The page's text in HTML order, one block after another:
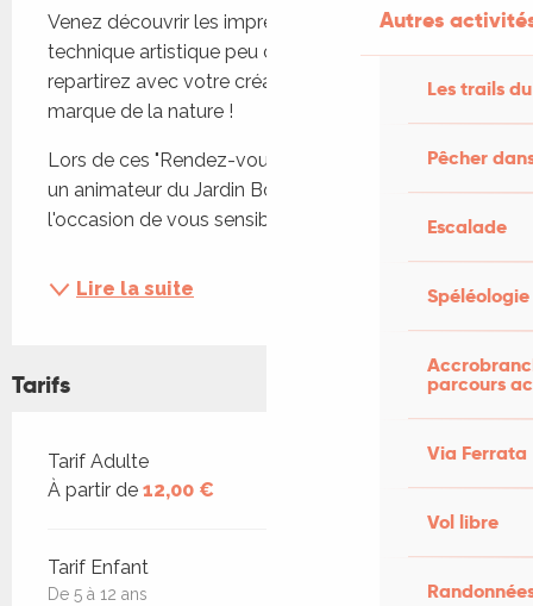
Autres
Les trails
Pêcher
Escalade
Spéléologie
parcours
Via Ferrata
Vol libre
Venez découvrir les impressions végétales, cette
technique artistique peu commune ! Vous
repartirez avec votre création originale portant la
marque de la nature !
Lors de ces "Rendez-vous Nature", conduits par
un animateur du Jardin Bourian, vous aurez
l'occasion de vous sensibiliser en famille au...
Lire la suite
Tarifs
Tarifs 2026
Tarif Adulte
À partir de 12,00 €
Tarif Enfant
De 5 à 12 ans